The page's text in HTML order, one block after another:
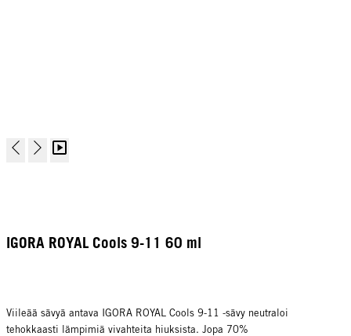
IGORA ROYAL Cools 9-11 60 ml
Viileää sävyä antava IGORA ROYAL Cools 9-11 -sävy neutraloi
tehokkaasti lämpimiä vivahteita hiuksista. Jopa 70%